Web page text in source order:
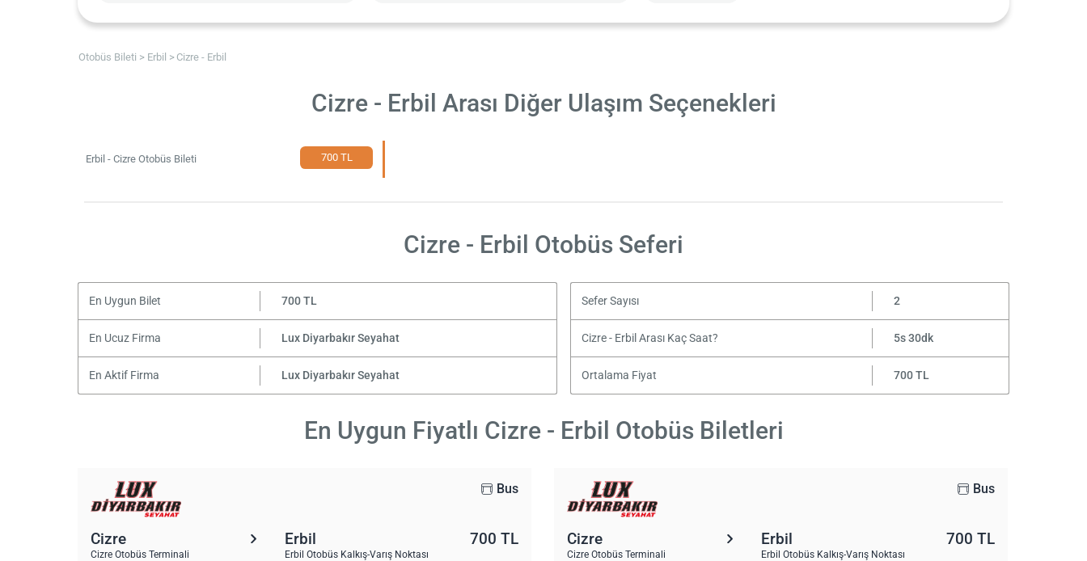
Otobüs Bileti Erbil Cizre - Erbil
Cizre - Erbil Arası Diğer Ulaşım Seçenekleri
Erbil - Cizre Otobüs Bileti 700 TL
Cizre - Erbil Otobüs Seferi
En Uygun Bilet 700 TL Sefer Sayısı 2
En Ucuz Firma Lux Diyarbakır Seyahat Cizre - Erbil Arası Kaç Saat? 5s 30dk
En Aktif Firma Lux Diyarbakır Seyahat Ortalama Fiyat 700 TL
En Uygun Fiyatlı Cizre - Erbil Otobüs Biletleri
Bus
Cizre
Cizre Otobüs Terminali
Erbil
Erbil Otobüs Kalkış-Varış Noktası
700 TL
Bus
Cizre
Cizre Otobüs Terminali
Erbil
Erbil Otobüs Kalkış-Varış Noktası
700 TL